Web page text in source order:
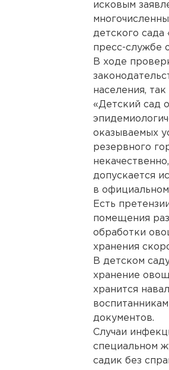
исковым
детского
пресс-службе
В ходе
населения,
«Детский сад
оказываемых
резервного
допускается
в
Есть
помещения
обработки
хранения
В детском
хранение
хранится
документов.
Случаи
специальном
садик без